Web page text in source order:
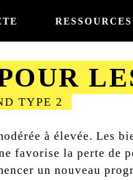
RESSOURCES
TYPE 2
à élevée. Les
favorise la perte de
un nouveau